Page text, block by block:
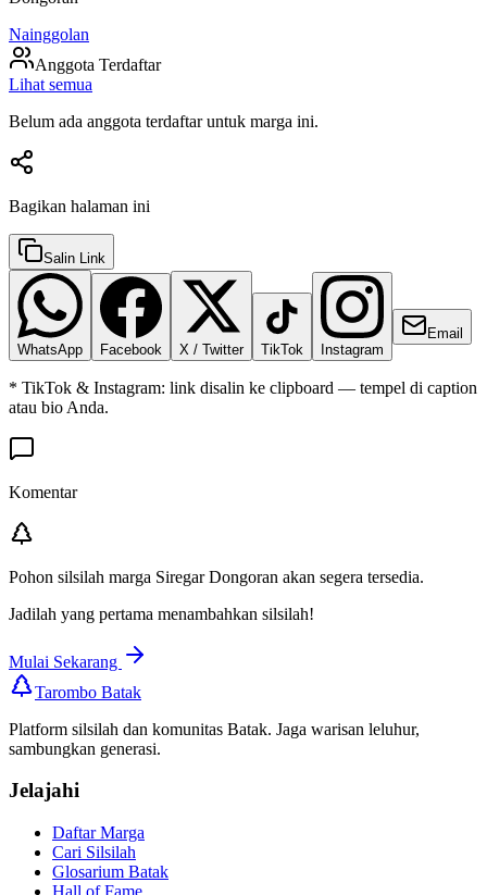
Nainggolan
Anggota Terdaftar
Lihat semua
Belum ada anggota terdaftar untuk marga ini.
Bagikan halaman ini
Salin Link
WhatsApp Facebook X / Twitter TikTok Instagram
Email
* TikTok & Instagram: link disalin ke clipboard — tempel di caption
atau bio Anda.
Komentar
Pohon silsilah marga Siregar Dongoran akan segera tersedia.
Jadilah yang pertama menambahkan silsilah!
Mulai Sekarang
Tarombo Batak
Platform silsilah dan komunitas Batak. Jaga warisan leluhur,
sambungkan generasi.
Jelajahi
Daftar Marga
Cari Silsilah
Glosarium Batak
Hall of Fame